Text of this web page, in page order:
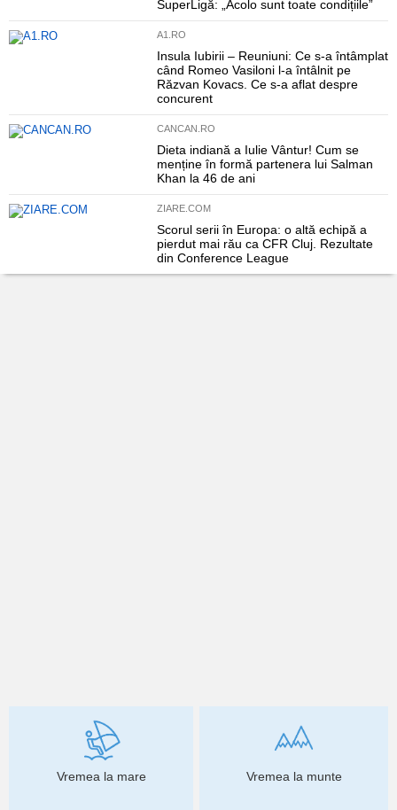
SuperLigă: „Acolo sunt toate condițiile”
A1.RO
Insula Iubirii – Reuniuni: Ce s-a întâmplat
când Romeo Vasiloni l-a întâlnit pe
Răzvan Kovacs. Ce s-a aflat despre
concurent
CANCAN.RO
Dieta indiană a Iulie Vântur! Cum se
menține în formă partenera lui Salman
Khan la 46 de ani
ZIARE.COM
Scorul serii în Europa: o altă echipă a
pierdut mai rău ca CFR Cluj. Rezultate
din Conference League
Vremea la mare Vremea la munte